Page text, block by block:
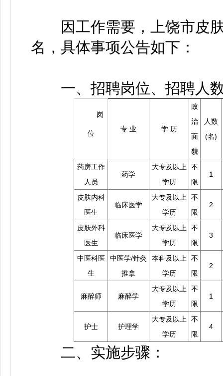
因工作需要，上饶市皮肤
名，具体事项公告如下：
一、招聘岗位、招聘人
岗
位
专 业 学 历
政
治
面
貌
人数
(名)
药房工作
人员
药学
大专及以上
学历
不
限
1
皮肤内科
医生
临床医学
大专及以上
学历
不
限
2
皮肤外科
医生
临床医学
大专及以上
学历
不
限
3
中医科医
生
中医学/针灸
推拿
本科及以上
学历
不
限
2
麻醉师 麻醉学
大专及以上
学历
不
限
1
护士 护理学
大专及以上
学历
不
限
4
二、实施步骤：